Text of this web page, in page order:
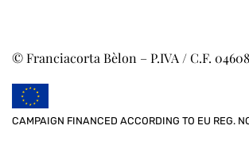
© Franciacorta Bèlon – P.IVA / C.F.
CAMPAIGN FINANCED ACCORDING TO EU REG.